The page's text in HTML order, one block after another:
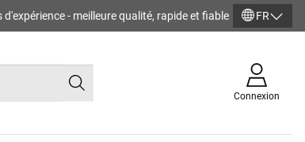
- meilleure qualité, rapide et fiable FR
Connexion